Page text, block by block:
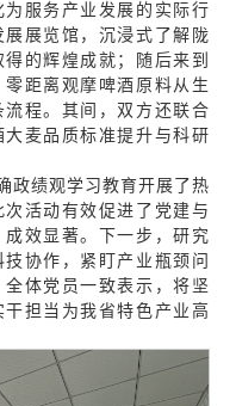
服务产业发展的实际行
展览馆，沉浸式了解陇
的辉煌成就；随后来到
距离观摩啤酒原料从生
程。其间，双方还联合
麦品质标准提升与科研
政绩观学习教育开展了热
活动有效促进了党建与
效显著。下一步，研究
协作，紧盯产业瓶颈问
体党员一致表示，将坚
担当为我省特色产业高